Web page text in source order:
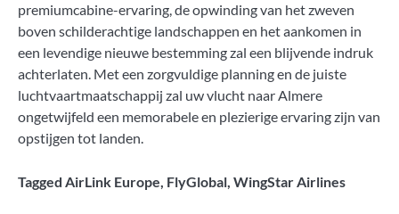
premiumcabine-ervaring, de opwinding van het zweven
boven schilderachtige landschappen en het aankomen in
een levendige nieuwe bestemming zal een blijvende indruk
achterlaten. Met een zorgvuldige planning en de juiste
luchtvaartmaatschappij zal uw vlucht naar Almere
ongetwijfeld een memorabele en plezierige ervaring zijn van
opstijgen tot landen.
Tagged AirLink Europe FlyGlobal WingStar Airlines